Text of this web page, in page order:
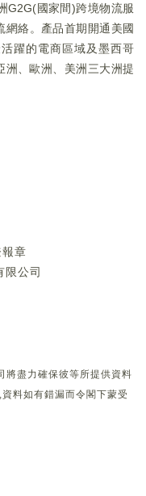
G2G(國家間)跨境物流服
網絡。產品首期開通美國
躍的電商區域及墨西哥
洲、歐洲、美洲三大洲提
章
公司
將盡力確保彼等所提供資料
料如有錯漏而令閣下蒙受